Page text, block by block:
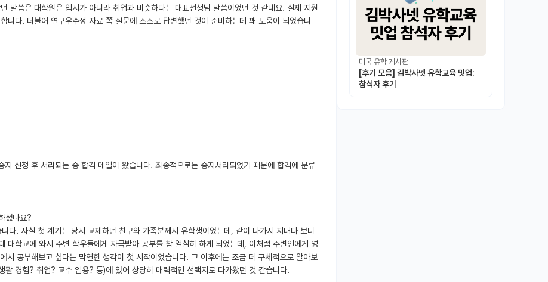
미국 유학 게시판
[후기 모음] 김박사넷 유학교육 밋업:
참석자 후기
말씀은 대학원은 입시가 아니라 취업과 비슷하다는 대표선생님 말씀이었던 것 같네요. 실제 지원
니다. 더불어 연구우수성 자료 쪽 질문에 스스로 답변했던 것이 준비하는데 꽤 도움이 되었습니
청 후 처리되는 중 합격 메일이 왔습니다. 최종적으로는 중지처리되었기 때문에 합격에 분류
셨나요?
다. 사실 첫 계기는 당시 교제하던 친구와 가족분께서 유학생이었는데, 같이 나가서 지내다 보니
대학교에 와서 주변 학우들에게 자극받아 공부를 참 열심히 하게 되었는데, 이처럼 주변인에게 영
공부해보고 싶다는 막연한 생각이 첫 시작이었습니다. 그 이후에는 조금 더 구체적으로 알아보
활 경험? 취업? 교수 임용? 등)에 있어 상당히 매력적인 선택지로 다가왔던 것 같습니다.